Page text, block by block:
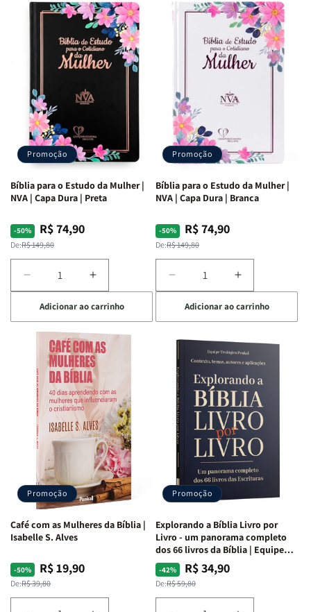
Deus
Ribeiro
Deus
|
Adriel
Ribeiro
Penkal
Penkal
Promoção
Bíblia para o Estudo da Mulher |
NVA | Capa Dura | Preta
-50%
Preço
normal
De:R$ 149,80
Preço
promocional
R$ 74,90
Diminuir
a
quantidade
de
Bíblia
para
Estudo
da
Mulher
NVA
Capa
Dura
|
Preta
Aumentar
a
quantidade
de
Bíblia
para
o
Estudo
da
Mulher
|
NVA
|
Capa
Dura
|
Adicionar ao carrinho
Promoção
Bíblia para o Estudo da Mulher |
NVA | Capa Dura | Branca
-50%
Preço
normal
De:R$ 149,80
Preço
promocional
R$ 74,90
Diminuir
a
quantidade
de
Bíblia
o
Estudo
da
Mulher
NVA
Capa
Dura
|
Aumentar
a
quantidade
de
Bíblia
para
o
Estudo
Mulher
|
NVA
|
Capa
Dura
|
Adicionar ao carrinho
Promoção
Café com as Mulheres da Bíblia |
Isabelle S. Alves
-50%
Preço
normal
De:R$ 39,80
Preço
promocional
R$ 19,90
Promoção
Explorando a Bíblia Livro por
Livro - um panorama completo
dos 66 livros da Bíblia | Equipe
teológica Penkal
-42%
Preço
normal
De:R$ 59,80
Preço
promocional
R$ 34,90